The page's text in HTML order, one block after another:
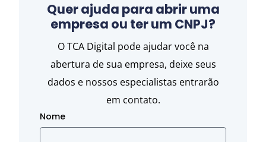
Quer ajuda para abrir uma
empresa ou ter um CNPJ?
O TCA Digital pode ajudar você na
abertura de sua empresa, deixe seus
dados e nossos especialistas entrarão
em contato.
Nome